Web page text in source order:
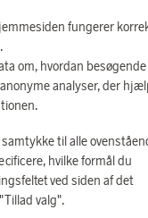
fungerer
om, hvordan besøgende
analyser, der
til alle
hvilke formål du
ved siden af det
valg".
Administrer
Norway-Sweden, org.nr